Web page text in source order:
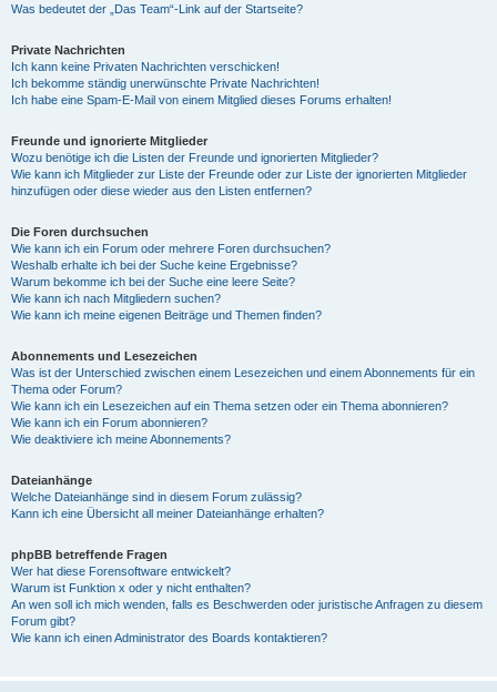
Was bedeutet der „Das Team“-Link auf der Startseite?
Private Nachrichten
Ich kann keine Privaten Nachrichten verschicken!
Ich bekomme ständig unerwünschte Private Nachrichten!
Ich habe eine Spam-E-Mail von einem Mitglied dieses Forums erhalten!
Freunde und ignorierte Mitglieder
Wozu benötige ich die Listen der Freunde und ignorierten Mitglieder?
Wie kann ich Mitglieder zur Liste der Freunde oder zur Liste der ignorierten Mitglieder
hinzufügen oder diese wieder aus den Listen entfernen?
Die Foren durchsuchen
Wie kann ich ein Forum oder mehrere Foren durchsuchen?
Weshalb erhalte ich bei der Suche keine Ergebnisse?
Warum bekomme ich bei der Suche eine leere Seite?
Wie kann ich nach Mitgliedern suchen?
Wie kann ich meine eigenen Beiträge und Themen finden?
Abonnements und Lesezeichen
Was ist der Unterschied zwischen einem Lesezeichen und einem Abonnements für ein
Thema oder Forum?
Wie kann ich ein Lesezeichen auf ein Thema setzen oder ein Thema abonnieren?
Wie kann ich ein Forum abonnieren?
Wie deaktiviere ich meine Abonnements?
Dateianhänge
Welche Dateianhänge sind in diesem Forum zulässig?
Kann ich eine Übersicht all meiner Dateianhänge erhalten?
phpBB betreffende Fragen
Wer hat diese Forensoftware entwickelt?
Warum ist Funktion x oder y nicht enthalten?
An wen soll ich mich wenden, falls es Beschwerden oder juristische Anfragen zu diesem
Forum gibt?
Wie kann ich einen Administrator des Boards kontaktieren?